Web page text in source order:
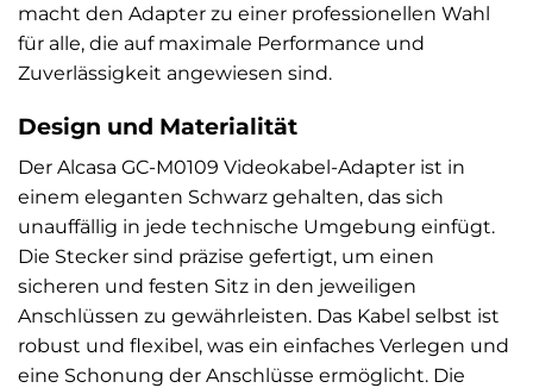
macht den Adapter zu einer professionellen Wahl
für alle, die auf maximale Performance und
Zuverlässigkeit angewiesen sind.
Design und Materialität
Der Alcasa GC-M0109 Videokabel-Adapter ist in
einem eleganten Schwarz gehalten, das sich
unauffällig in jede technische Umgebung einfügt.
Die Stecker sind präzise gefertigt, um einen
sicheren und festen Sitz in den jeweiligen
Anschlüssen zu gewährleisten. Das Kabel selbst ist
robust und flexibel, was ein einfaches Verlegen und
eine Schonung der Anschlüsse ermöglicht. Die